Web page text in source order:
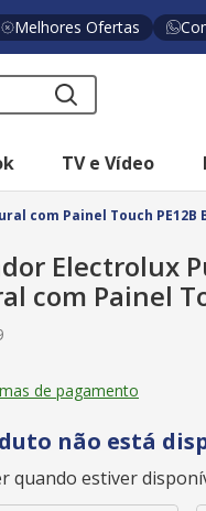
Melhores Ofertas
TV e Vídeo
com Painel Touch PE12B
Electrolux
com Painel
de pagamento
não está
quando estiver